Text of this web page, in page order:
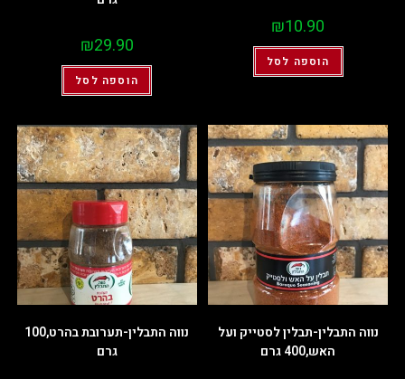
₪10.90
הוספה לסל
₪29.90
הוספה לסל
נווה התבלין-תבלין לסטייק ועל
האש,400 גרם
נווה התבלין-תערובת בהרט,100
גרם